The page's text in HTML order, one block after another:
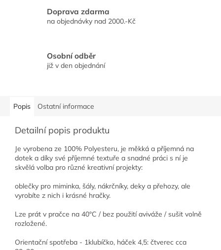
Doprava zdarma
na objednávky nad 2000.-Kč
Osobní odběr
již v den objednání
Popis Ostatní informace
Detailní popis produktu
Je vyrobena ze 100% Polyesteru, je měkká a příjemná na
dotek a díky své příjemné textuře a snadné práci s ní je
skvělá volba pro různé kreativní projekty:
oblečky pro miminka, šály, nákrčníky, deky a přehozy, ale
vyrobíte z nich i krásné hračky.
Lze prát v pračce na 40°C / bez použití aviváže / sušit volně
rozložené.
Orientační spotřeba - 1klubíčko, háček 4,5: čtverec cca